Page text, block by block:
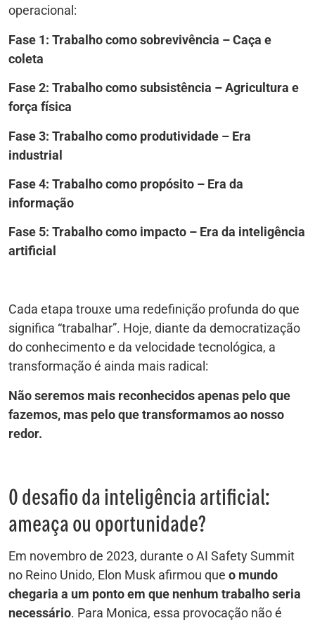
operacional:
Fase 1: Trabalho como sobrevivência – Caça e
coleta
Fase 2: Trabalho como subsistência – Agricultura e
força física
Fase 3: Trabalho como produtividade – Era
industrial
Fase 4: Trabalho como propósito – Era da
informação
Fase 5: Trabalho como impacto – Era da inteligência
artificial
Cada etapa trouxe uma redefinição profunda do que
significa “trabalhar”. Hoje, diante da democratização
do conhecimento e da velocidade tecnológica, a
transformação é ainda mais radical:
Não seremos mais reconhecidos apenas pelo que
fazemos, mas pelo que transformamos ao nosso
redor.
O desafio da inteligência artificial:
ameaça ou oportunidade?
Em novembro de 2023, durante o AI Safety Summit
no Reino Unido, Elon Musk afirmou que o mundo
chegaria a um ponto em que nenhum trabalho seria
necessário. Para Monica, essa provocação não é